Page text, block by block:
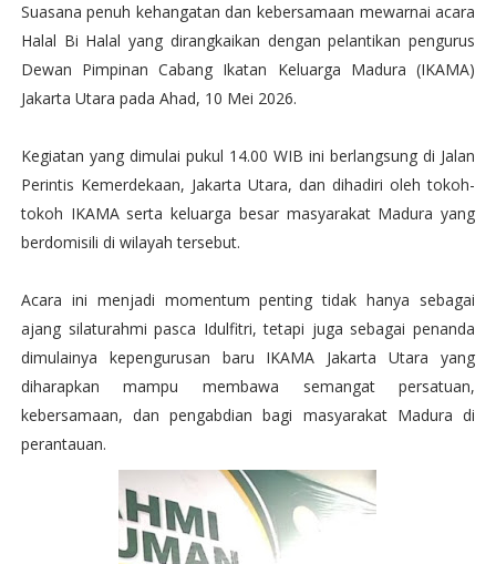
Suasana penuh kehangatan dan kebersamaan mewarnai acara
Halal Bi Halal yang dirangkaikan dengan pelantikan pengurus
Dewan Pimpinan Cabang Ikatan Keluarga Madura (IKAMA)
Jakarta Utara pada Ahad, 10 Mei 2026.
Kegiatan yang dimulai pukul 14.00 WIB ini berlangsung di Jalan
Perintis Kemerdekaan, Jakarta Utara, dan dihadiri oleh tokoh-
tokoh IKAMA serta keluarga besar masyarakat Madura yang
berdomisili di wilayah tersebut.
Acara ini menjadi momentum penting tidak hanya sebagai
ajang silaturahmi pasca Idulfitri, tetapi juga sebagai penanda
dimulainya kepengurusan baru IKAMA Jakarta Utara yang
diharapkan mampu membawa semangat persatuan,
kebersamaan, dan pengabdian bagi masyarakat Madura di
perantauan.